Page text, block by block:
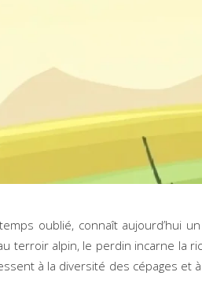
oublié, connaît aujourd’hui
terroir alpin, le perdin incarne la
à la diversité des cépages et